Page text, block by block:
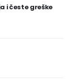
i česte greške